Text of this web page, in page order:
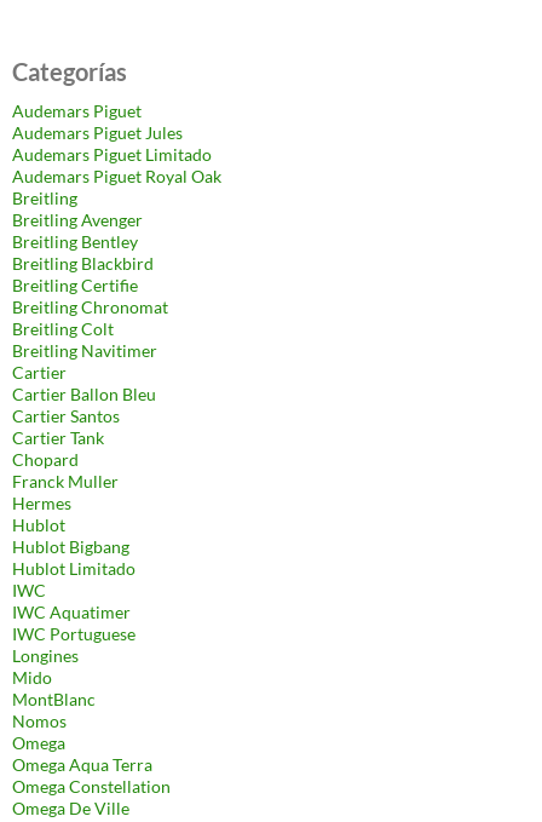
Categorías
Audemars Piguet
Audemars Piguet Jules
Audemars Piguet Limitado
Audemars Piguet Royal Oak
Breitling
Breitling Avenger
Breitling Bentley
Breitling Blackbird
Breitling Certifie
Breitling Chronomat
Breitling Colt
Breitling Navitimer
Cartier
Cartier Ballon Bleu
Cartier Santos
Cartier Tank
Chopard
Franck Muller
Hermes
Hublot
Hublot Bigbang
Hublot Limitado
IWC
IWC Aquatimer
IWC Portuguese
Longines
Mido
MontBlanc
Nomos
Omega
Omega Aqua Terra
Omega Constellation
Omega De Ville